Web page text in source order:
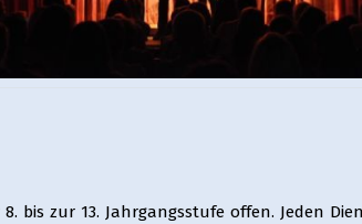
bis zur 13. Jahrgangsstufe offen. Jeden